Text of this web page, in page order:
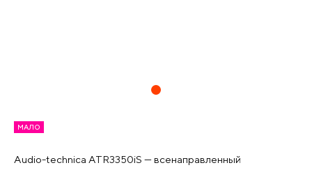
МАЛО
Audio-technica ATR3350iS — всенаправленный